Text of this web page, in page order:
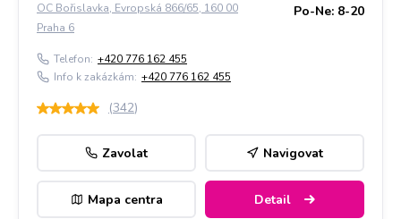
OC Bořislavka, Evropská 866/65, 160 00
Praha 6
Po-Ne: 8-20
Telefon: +420 776 162 455
Info k zakázkám: +420 776 162 455
(342)
Zavolat Navigovat
Mapa centra Detail